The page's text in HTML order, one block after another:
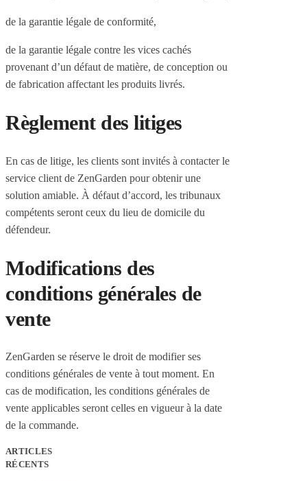
de la garantie légale de conformité,
de la garantie légale contre les vices cachés
provenant d’un défaut de matière, de conception ou
de fabrication affectant les produits livrés.
Règlement des litiges
En cas de litige, les clients sont invités à contacter le
service client de ZenGarden pour obtenir une
solution amiable. À défaut d’accord, les tribunaux
compétents seront ceux du lieu de domicile du
défendeur.
Modifications des
conditions générales de
vente
ZenGarden se réserve le droit de modifier ses
conditions générales de vente à tout moment. En
cas de modification, les conditions générales de
vente applicables seront celles en vigueur à la date
de la commande.
ARTICLES
RÉCENTS